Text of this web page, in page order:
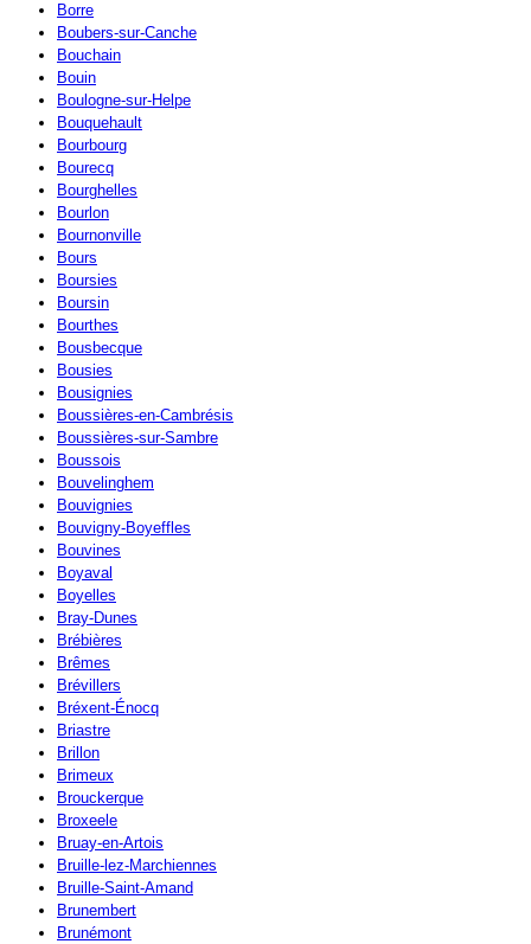
Borre
Boubers-sur-Canche
Bouchain
Bouin
Boulogne-sur-Helpe
Bouquehault
Bourbourg
Bourecq
Bourghelles
Bourlon
Bournonville
Bours
Boursies
Boursin
Bourthes
Bousbecque
Bousies
Bousignies
Boussières-en-Cambrésis
Boussières-sur-Sambre
Boussois
Bouvelinghem
Bouvignies
Bouvigny-Boyeffles
Bouvines
Boyaval
Boyelles
Bray-Dunes
Brébières
Brêmes
Brévillers
Bréxent-Énocq
Briastre
Brillon
Brimeux
Brouckerque
Broxeele
Bruay-en-Artois
Bruille-lez-Marchiennes
Bruille-Saint-Amand
Brunembert
Brunémont